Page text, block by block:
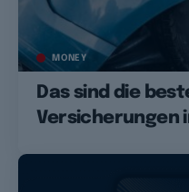
MONEY
Das sind die
Versicherungen